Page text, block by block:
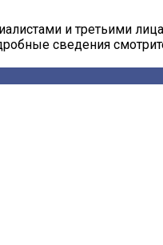
и третьими
сведения